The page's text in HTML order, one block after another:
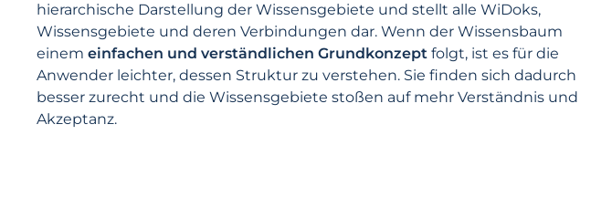
hierarchische Darstellung der Wissensgebiete und stellt alle WiDoks,
Wissensgebiete und deren Verbindungen dar. Wenn der Wissensbaum
einem einfachen und verständlichen Grundkonzept folgt, ist es für die
Anwender leichter, dessen Struktur zu verstehen. Sie finden sich dadurch
besser zurecht und die Wissensgebiete stoßen auf mehr Verständnis und
Akzeptanz.